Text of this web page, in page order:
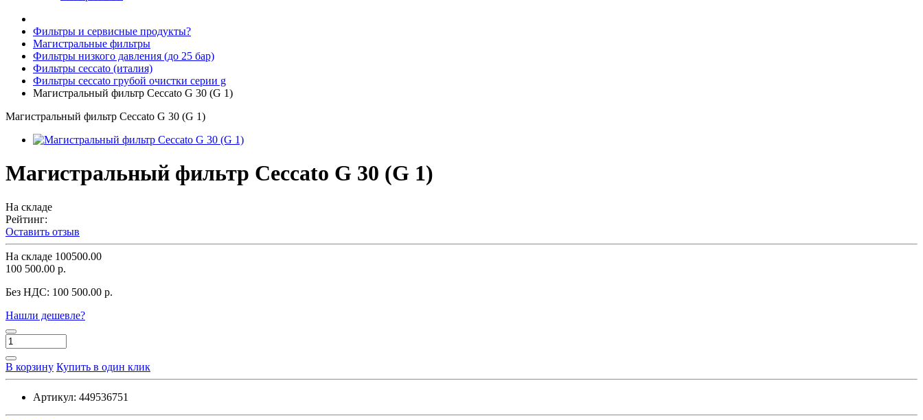
Фильтры и сервисные продукты?
Магистральные фильтры
Фильтры низкого давления (до 25 бар)
Фильтры ceccato (италия)
Фильтры ceccato грубой очистки серии g
Магистральный фильтр Ceccato G 30 (G 1)
Магистральный фильтр Ceccato G 30 (G 1)
Магистральный фильтр Ceccato G 30 (G 1)
На складе
Рейтинг:
Оставить отзыв
На складе 100500.00
100 500.00 р.
Без НДС: 100 500.00 р.
Нашли дешевле?
В корзину Купить в один клик
Артикул: 449536751